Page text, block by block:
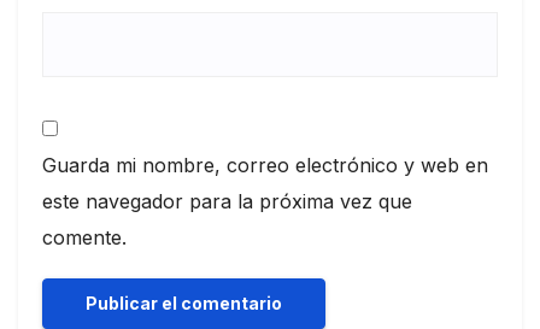
Guarda mi nombre, correo electrónico y web en
este navegador para la próxima vez que
comente.